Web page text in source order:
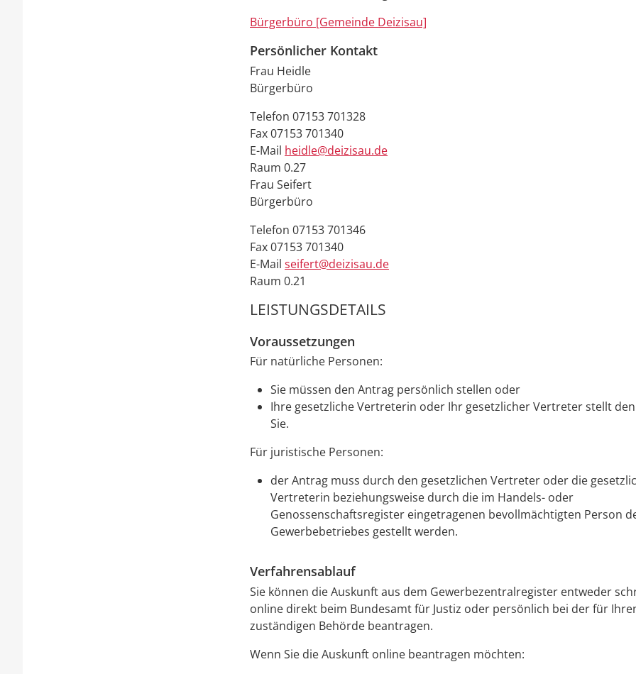
Bürgerbüro [Gemeinde Deizisau]
Persönlicher Kontakt
Frau Heidle
Bürgerbüro
Telefon 07153 701328
Fax07153 701340
E-Mail heidle@deizisau.de
Raum 0.27
Frau Seifert
Bürgerbüro
Telefon 07153 701346
Fax07153 701340
E-Mail seifert@deizisau.de
Raum 0.21
LEISTUNGSDETAILS
Voraussetzungen
Für natürliche Personen:
Sie müssen den Antrag persönlich stellen oder
Ihre gesetzliche Vertreterin oder Ihr gesetzlicher Vertreter stellt
Sie.
Für juristische Personen:
der Antrag muss durch den gesetzlichen Vertreter oder die
Vertreterin beziehungsweise durch die im Handels- oder
Genossenschaftsregister eingetragenen bevollmächtigten Person
Gewerbebetriebes gestellt werden.
Verfahrensablauf
Sie können die Auskunft aus dem Gewerbezentralregister entweder
online direkt beim Bundesamt für Justiz oder persönlich bei der für
zuständigen Behörde beantragen.
Wenn Sie die Auskunft online beantragen möchten: